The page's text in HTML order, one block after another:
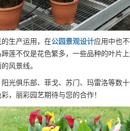
生产运用 ， 在公园景观设计应用中也
蹄莲不仅是花色繁多 ， 一些品种的叶片
风景线。
光俱乐部、菲戈、苏门、玛雷洛等数
， 丽彩园艺期待与您的合作！